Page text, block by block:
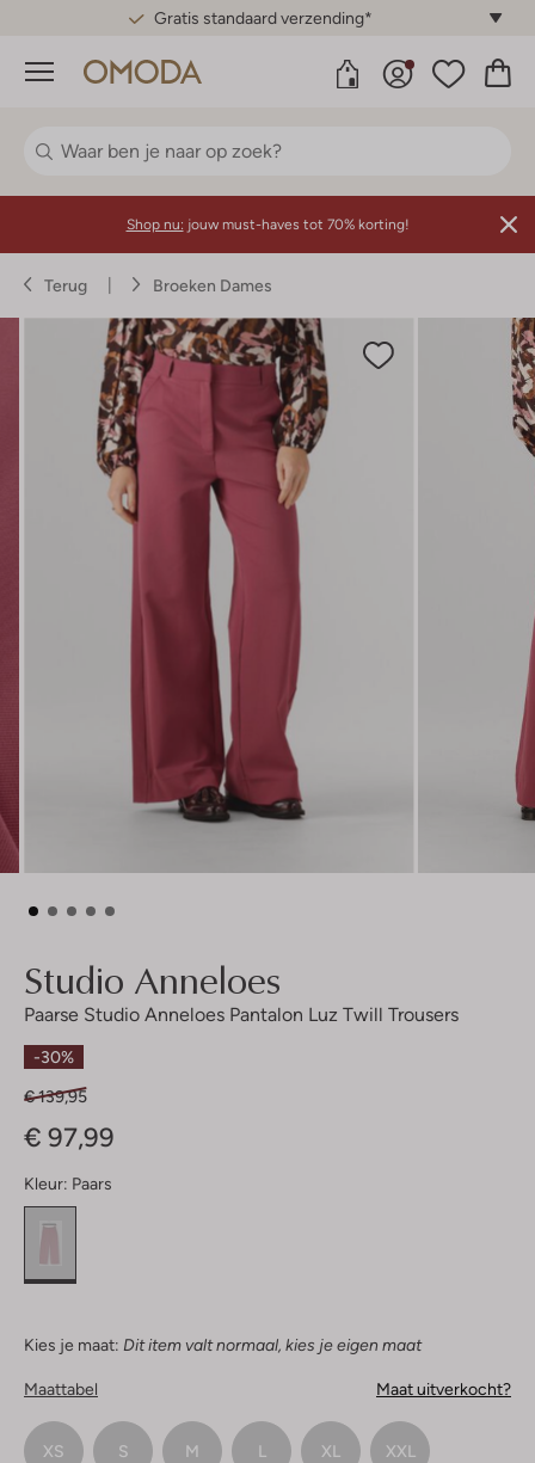
Gratis standaard verzending*
Menu
Shop nu: jouw must-haves tot 70% korting!
Terug Broeken Dames
Studio Anneloes
Paarse Studio Anneloes Pantalon Luz Twill Trousers
-30%
€ 139,95
€ 97,99
Kleur: Paars
Kies je maat: Dit item valt normaal, kies je eigen maat
Maattabel Maat uitverkocht?
XS S M L XL XXL